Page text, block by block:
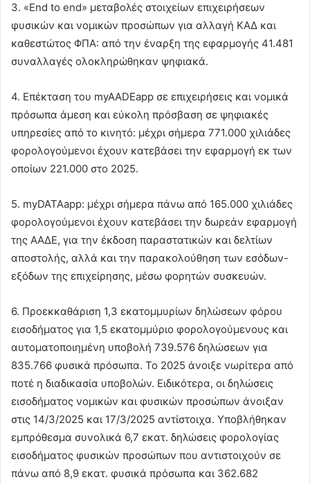
3. «End to end» μεταβολές στοιχείων επιχειρήσεων
φυσικών και νομικών προσώπων για αλλαγή ΚΑΔ και
καθεστώτος ΦΠΑ: από την έναρξη της εφαρμογής 41.481
συναλλαγές ολοκληρώθηκαν ψηφιακά.
4. Επέκταση του myAADEapp σε επιχειρήσεις και νομικά
πρόσωπα άμεση και εύκολη πρόσβαση σε ψηφιακές
υπηρεσίες από το κινητό: μέχρι σήμερα 771.000 χιλιάδες
φορολογούμενοι έχουν κατεβάσει την εφαρμογή εκ των
οποίων 221.000 στο 2025.
5. myDATAapp: μέχρι σήμερα πάνω από 165.000 χιλιάδες
φορολογούμενοι έχουν κατεβάσει την δωρεάν εφαρμογή
της ΑΑΔΕ, για την έκδοση παραστατικών και δελτίων
αποστολής, αλλά και την παρακολούθηση των εσόδων-
εξόδων της επιχείρησης, μέσω φορητών συσκευών.
6. Προεκκαθάριση 1,3 εκατομμυρίων δηλώσεων φόρου
εισοδήματος για 1,5 εκατομμύριο φορολογούμενους και
αυτοματοποιημένη υποβολή 739.576 δηλώσεων για
835.766 φυσικά πρόσωπα. Το 2025 άνοιξε νωρίτερα από
ποτέ η διαδικασία υποβολών. Ειδικότερα, οι δηλώσεις
εισοδήματος νομικών και φυσικών προσώπων άνοιξαν
στις 14/3/2025 και 17/3/2025 αντίστοιχα. Υποβλήθηκαν
εμπρόθεσμα συνολικά 6,7 εκατ. δηλώσεις φορολογίας
εισοδήματος φυσικών προσώπων που αντιστοιχούν σε
πάνω από 8,9 εκατ. φυσικά πρόσωπα και 362.682